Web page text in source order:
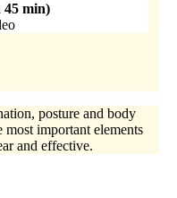
45 min)
posture and body
most important elements
and effective.